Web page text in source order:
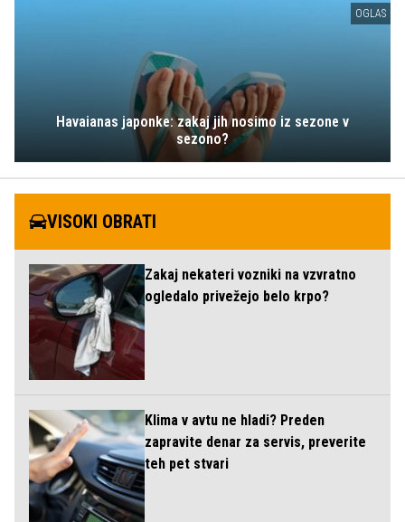
OGLAS
Havaianas japonke: zakaj jih nosimo iz sezone v
sezono?
VISOKI OBRATI
Zakaj nekateri vozniki na vzvratno
ogledalo privežejo belo krpo?
Klima v avtu ne hladi? Preden
zapravite denar za servis, preverite
teh pet stvari